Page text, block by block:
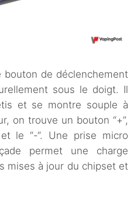
de déclenchement
sous le doigt. Il
et se montre souple à
on trouve un bouton “+”,
le “-“. Une prise micro
permet une charge
mises à jour du chipset et